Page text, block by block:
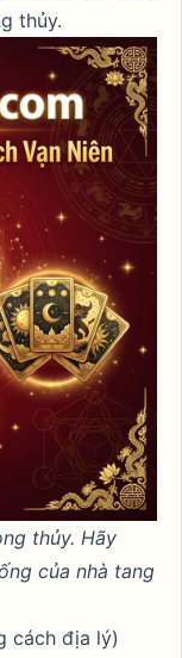
thủy.
thủy. Hãy
của nhà tang
cách địa lý)